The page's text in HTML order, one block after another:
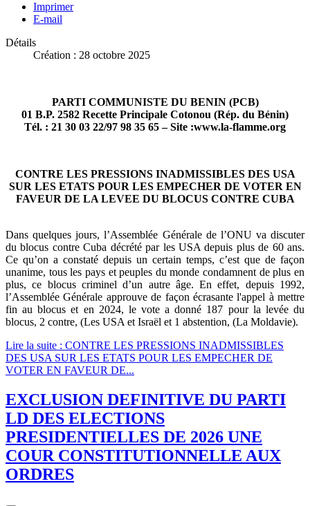
Imprimer
E-mail
Détails
Création : 28 octobre 2025
PARTI COMMUNISTE DU BENIN (PCB)
01 B.P. 2582 Recette Principale Cotonou (Rép. du Bénin)
Tél. : 21 30 03 22/97 98 35 65 – Site :www.la-flamme.org
CONTRE LES PRESSIONS INADMISSIBLES DES USA
SUR LES ETATS POUR LES EMPECHER DE VOTER EN
FAVEUR DE LA LEVEE DU BLOCUS CONTRE CUBA
Dans quelques jours, l’Assemblée Générale de l’ONU va discuter
du blocus contre Cuba décrété par les USA depuis plus de 60 ans.
Ce qu’on a constaté depuis un certain temps, c’est que de façon
unanime, tous les pays et peuples du monde condamnent de plus en
plus, ce blocus criminel d’un autre âge. En effet, depuis 1992,
l’Assemblée Générale approuve de façon écrasante l'appel à mettre
fin au blocus et en 2024, le vote a donné 187 pour la levée du
blocus, 2 contre, (Les USA et Israël et 1 abstention, (La Moldavie).
Lire la suite : CONTRE LES PRESSIONS INADMISSIBLES
DES USA SUR LES ETATS POUR LES EMPECHER DE
VOTER EN FAVEUR DE...
EXCLUSION DEFINITIVE DU PARTI
LD DES ELECTIONS
PRESIDENTIELLES DE 2026 UNE
COUR CONSTITUTIONNELLE AUX
ORDRES